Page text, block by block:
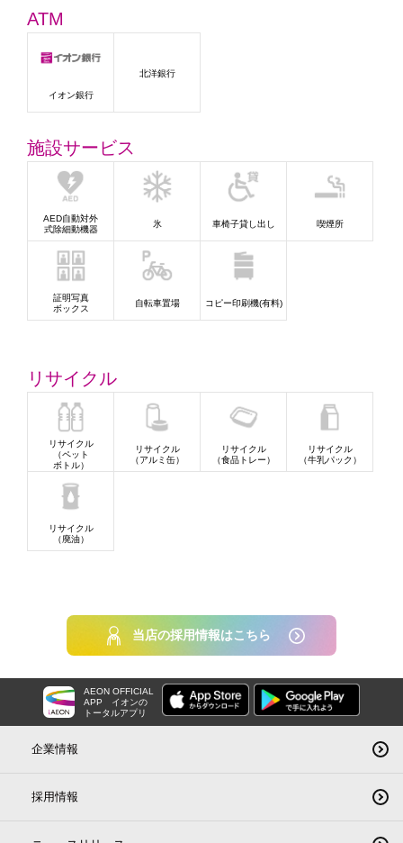
ATM
イオン銀行
北洋銀行
施設サービス
AED自動対外
式除細動機器
氷 車椅子貸し出し 喫煙所
証明写真
ボックス
自転車置場 コピー印刷機(有料)
リサイクル
リサイクル
（ペット
ボトル）
リサイクル
（アルミ缶）
リサイクル
（食品トレー）
リサイクル
（牛乳パック）
リサイクル
（廃油）
当店の採用情報はこちら
AEON OFFICIAL
APP
イオンの
トータルアプリ
企業情報
採用情報